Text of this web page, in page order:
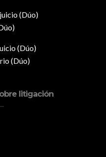
litigación